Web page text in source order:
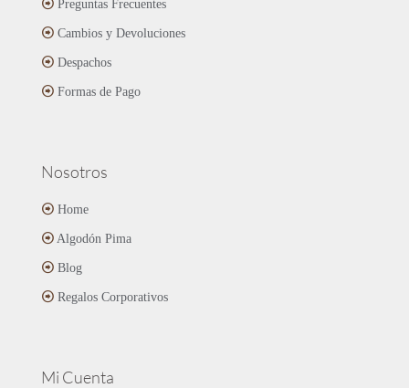
elegir
producto
Preguntas Frecuentes
Cambios y Devoluciones
Despachos
Formas de Pago
Nosotros
Home
Algodón Pima
Blog
Regalos Corporativos
Mi Cuenta